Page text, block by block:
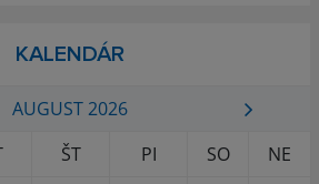
KALENDÁR
AUGUST 2026
ŠT PI SO
NE